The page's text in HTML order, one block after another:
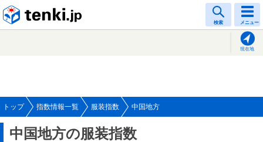
検索 メニュー
現在地
トップ 指数情報一覧 服装指数 中国地方
中国地方の服装指数